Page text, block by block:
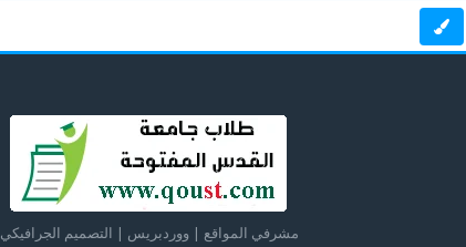
مشرفي المواقع | ووردبريس | التصميم الجرافيكي